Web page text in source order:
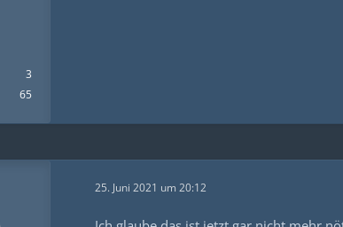
3
65
25. Juni 2021 um 20:12